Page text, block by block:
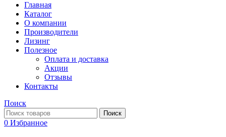
Главная
Каталог
О компании
Производители
Лизинг
Полезное
Оплата и доставка
Акции
Отзывы
Контакты
Поиск
Поиск
0 Избранное